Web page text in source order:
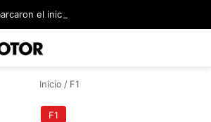
Inicio / F1
F1